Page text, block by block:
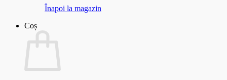
Înapoi la magazin
Coș